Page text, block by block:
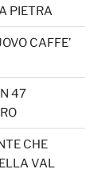
PIETRA
CAFFE’
47
CHE
VAL